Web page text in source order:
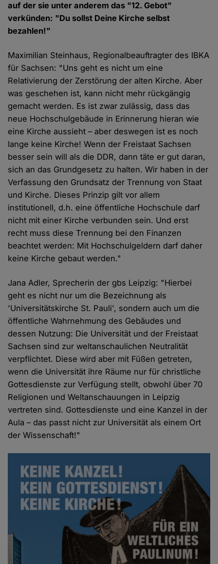
auf der sie unter anderem das "12. Gebot"
verkünden: "Du sollst Deine Kirche selbst
bezahlen!"
Maximilian Steinhaus, Regionalbeauftragter des IBKA
für Sachsen: "Uns geht es nicht um eine
Relativierung der Zerstörung der alten Kirche. Aber
was geschehen ist, kann nicht mehr rückgängig
gemacht werden. Es ist zwar zulässig, dass das
neue Hochschulgebäude in Erinnerung hieran wie
eine Kirche aussieht – aber deswegen ist es noch
lange keine Kirche! Wenn der Freistaat Sachsen
besser sein will als die DDR, dann täte er gut daran,
sich an das Grundgesetz zu halten. Wir haben in der
Verfassung den Grundsatz der Trennung von Staat
und Kirche. Dieses Prinzip gilt vor allem
institutionell, d.h. eine öffentliche Hochschule darf
nicht mit einer Kirche verbunden sein. Und erst
recht muss diese Trennung bei den Finanzen
beachtet werden: Mit Hochschulgeldern darf daher
keine Kirche gebaut werden."
Jana Adler, Sprecherin der gbs Leipzig: "Hierbei
geht es nicht nur um die Bezeichnung als
'Universitätskirche St. Pauli', sondern auch um die
öffentliche Wahrnehmung des Gebäudes und
dessen Nutzung: Die Universität und der Freistaat
Sachsen sind zur weltanschaulichen Neutralität
verpflichtet. Diese wird aber mit Füßen getreten,
wenn die Universität ihre Räume nur für christliche
Gottesdienste zur Verfügung stellt, obwohl über 70
Religionen und Weltanschauungen in Leipzig
vertreten sind. Gottesdienste und eine Kanzel in der
Aula – das passt nicht zur Universität als einem Ort
der Wissenschaft!"